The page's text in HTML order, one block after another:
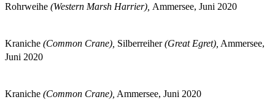
Rohrweihe (Western Marsh Harrier), Ammersee, Juni 2020
Kraniche (Common Crane), Silberreiher(Great Egret), Ammersee,
Juni 2020
Kraniche (Common Crane), Ammersee, Juni 2020